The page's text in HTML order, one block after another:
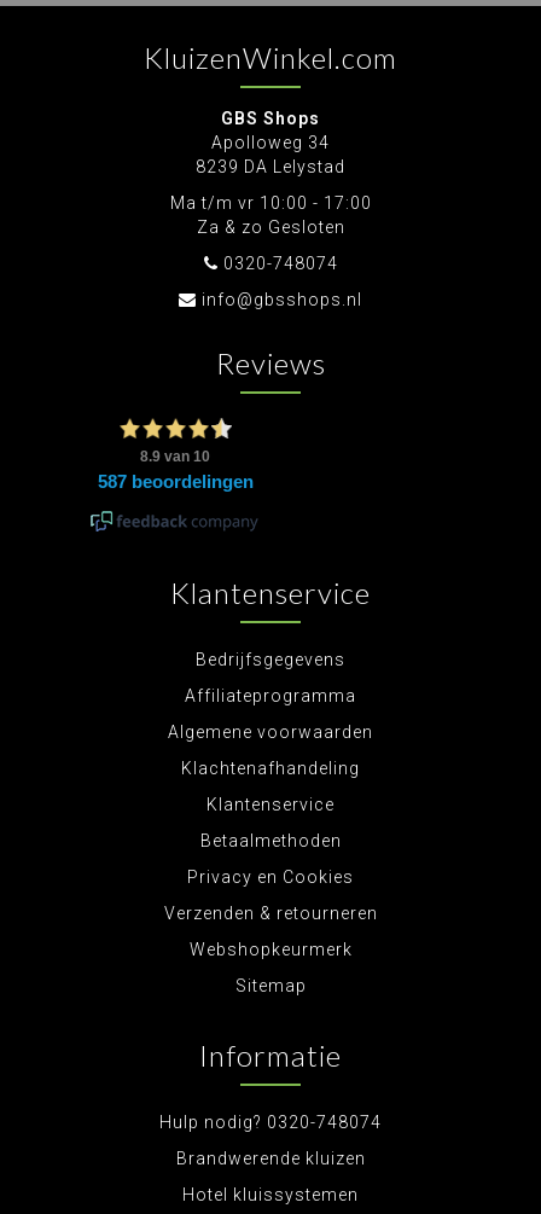
KluizenWinkel.com
GBS Shops
Apolloweg 34
8239 DA Lelystad
Ma t/m vr 10:00 - 17:00
Za & zo Gesloten
0320-748074
info@gbsshops.nl
Reviews
Klantenservice
Bedrijfsgegevens
Affiliateprogramma
Algemene voorwaarden
Klachtenafhandeling
Klantenservice
Betaalmethoden
Privacy en Cookies
Verzenden & retourneren
Webshopkeurmerk
Sitemap
Informatie
Hulp nodig? 0320-748074
Brandwerende kluizen
Hotel kluissystemen